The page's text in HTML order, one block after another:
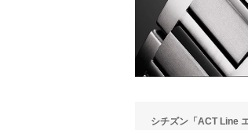
シチズン「ACT Line